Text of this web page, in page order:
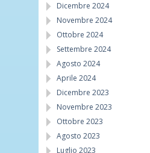
Dicembre 2024
Novembre 2024
Ottobre 2024
Settembre 2024
Agosto 2024
Aprile 2024
Dicembre 2023
Novembre 2023
Ottobre 2023
Agosto 2023
Luglio 2023